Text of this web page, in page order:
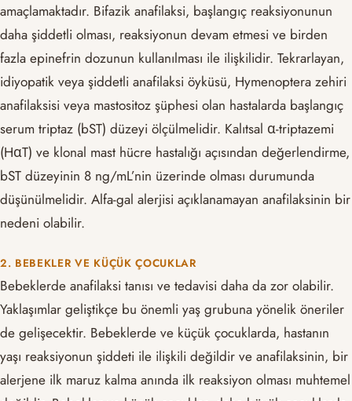
amaçlamaktadır. Bifazik anafilaksi, başlangıç ​​reaksiyonunun
daha şiddetli olması, reaksiyonun devam etmesi ve birden
fazla epinefrin dozunun kullanılması ile ilişkilidir. Tekrarlayan,
idiyopatik veya şiddetli anafilaksi öyküsü, Hymenoptera zehiri
anafilaksisi veya mastositoz şüphesi olan hastalarda başlangıç ​​
serum triptaz (bST) düzeyi ölçülmelidir. Kalıtsal α-triptazemi
(HαT) ve klonal mast hücre hastalığı açısından değerlendirme,
bST düzeyinin 8 ng/mL’nin üzerinde olması durumunda
düşünülmelidir. Alfa-gal alerjisi açıklanamayan anafilaksinin bir
nedeni olabilir.
2. BEBEKLER VE KÜÇÜK ÇOCUKLAR
Bebeklerde anafilaksi tanısı ve tedavisi daha da zor olabilir.
Yaklaşımlar geliştikçe bu önemli yaş grubuna yönelik öneriler
de gelişecektir. Bebeklerde ve küçük çocuklarda, hastanın
yaşı reaksiyonun şiddeti ile ilişkili değildir ve anafilaksinin, bir
alerjene ilk maruz kalma anında ilk reaksiyon olması muhtemel